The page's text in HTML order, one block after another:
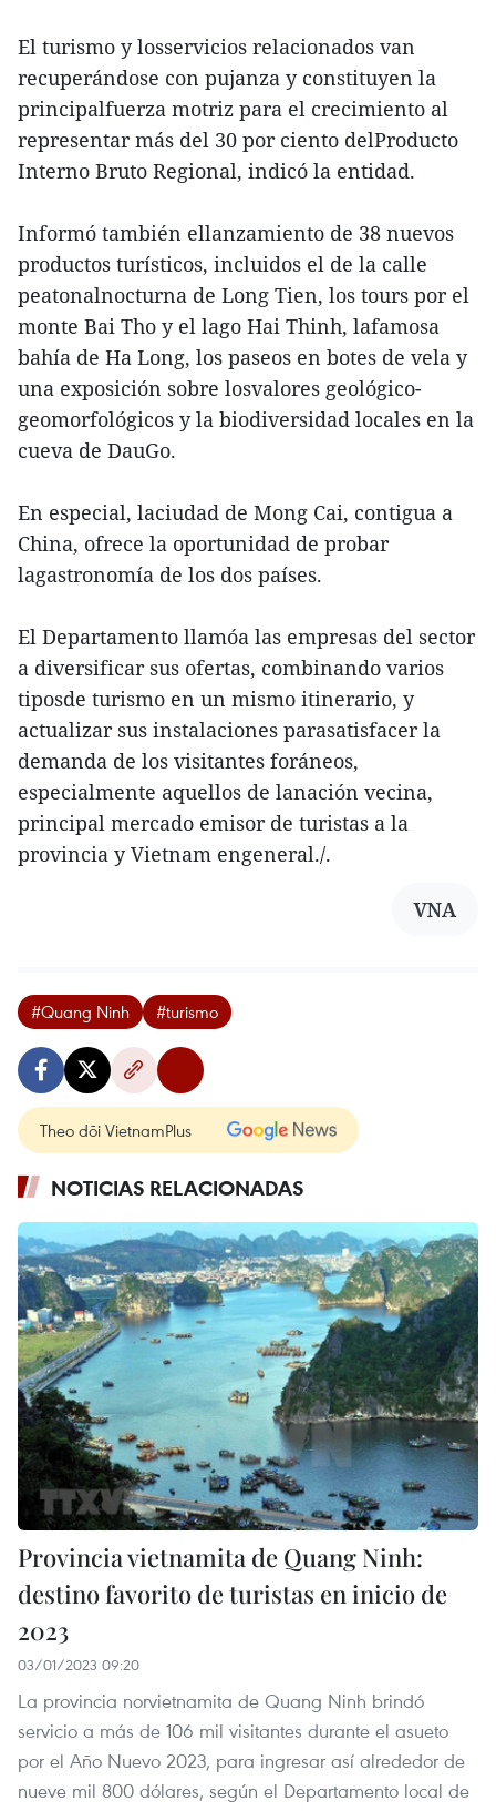
El turismo y losservicios relacionados van
recuperándose con pujanza y constituyen la
principalfuerza motriz para el crecimiento al
representar más del 30 por ciento delProducto
Interno Bruto Regional, indicó la entidad.
Informó también ellanzamiento de 38 nuevos
productos turísticos, incluidos el de la calle
peatonalnocturna de Long Tien, los tours por el
monte Bai Tho y el lago Hai Thinh, lafamosa
bahía de Ha Long, los paseos en botes de vela y
una exposición sobre losvalores geológico-
geomorfológicos y la biodiversidad locales en la
cueva de DauGo.
En especial, laciudad de Mong Cai, contigua a
China, ofrece la oportunidad de probar
lagastronomía de los dos países.
El Departamento llamóa las empresas del sector
a diversificar sus ofertas, combinando varios
tiposde turismo en un mismo itinerario, y
actualizar sus instalaciones parasatisfacer la
demanda de los visitantes foráneos,
especialmente aquellos de lanación vecina,
principal mercado emisor de turistas a la
provincia y Vietnam engeneral./.
VNA
#Quang Ninh #turismo
Theo dõi VietnamPlus
NOTICIAS RELACIONADAS
Provincia vietnamita de Quang Ninh:
destino favorito de turistas en inicio de
2023
03/01/2023 09:20
La provincia norvietnamita de Quang Ninh brindó
servicio a más de 106 mil visitantes durante el asueto
por el Año Nuevo 2023, para ingresar así alrededor de
nueve mil 800 dólares, según el Departamento local de